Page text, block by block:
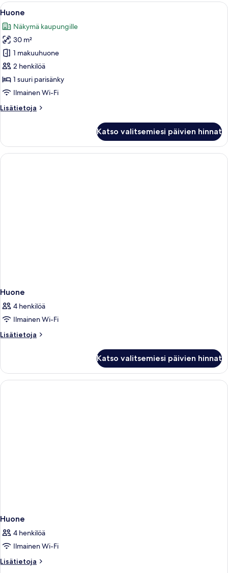
Avaa
kaikki
huonetyypin
Huone
kuvat
Minibaari, tallelokero huoneessa,
1
Huone
Näkymä kaupungille
30 m²
1 makuuhuone
2 henkilöä
1 suuri parisänky
Ilmainen Wi-Fi
Lisätietoja
Lisätietoja
Katso valitsemiesi päivien hinnat
Huone
4 henkilöä
Ilmainen Wi-Fi
Lisätietoja
Lisätietoja
Katso valitsemiesi päivien hinnat
Huone
4 henkilöä
Ilmainen Wi-Fi
Lisätietoja
Lisätietoja